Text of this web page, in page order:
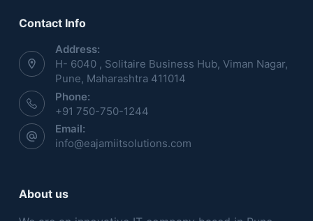
Contact Info
Address:
H- 6040 , Solitaire Business Hub, Viman Nagar,
Pune, Maharashtra 411014
Phone:
+91 750-750-1244
Email:
info@eajamiitsolutions.com
About us